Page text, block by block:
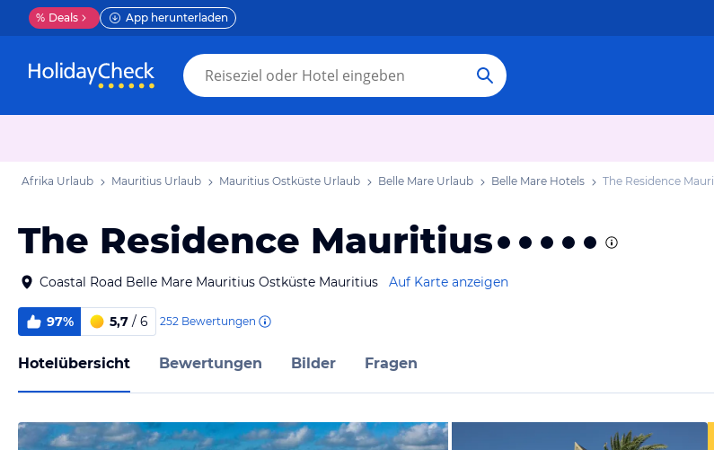
% Deals App herunterladen
Afrika Urlaub Mauritius Urlaub Mauritius Ostküste Urlaub Belle Mare Urlaub Belle Mare Hotels The Residence
The Residence Mauritius
Coastal Road Belle Mare Mauritius Ostküste Mauritius Auf Karte anzeigen
97% 5,7 / 6 252 Bewertungen
Hotelübersicht Bewertungen Bilder Fragen